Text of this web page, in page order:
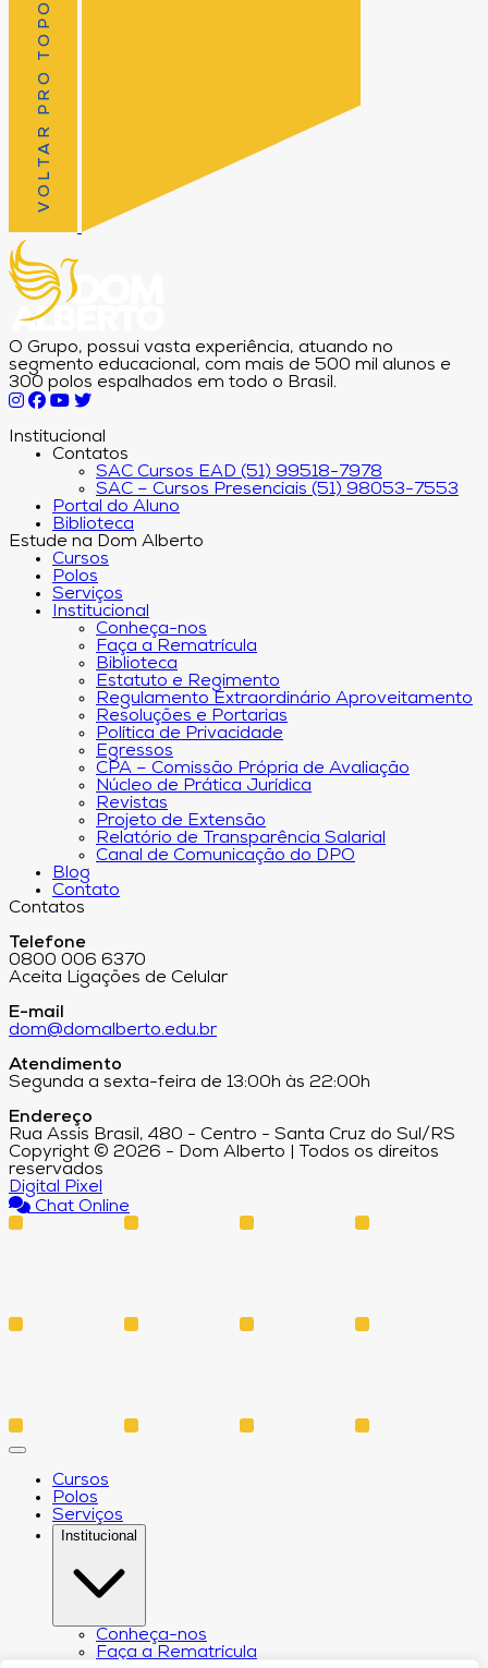
VOLTAR PRO TOPO
O Grupo, possui vasta experiência, atuando no
segmento educacional, com mais de 500 mil alunos e
300 polos espalhados em todo o Brasil.
Institucional
Contatos
SAC Cursos EAD (51) 99518-7978
SAC – Cursos Presenciais (51) 98053-7553
Portal do Aluno
Biblioteca
Estude na Dom Alberto
Cursos
Polos
Serviços
Institucional
Conheça-nos
Faça a Rematrícula
Biblioteca
Estatuto e Regimento
Regulamento Extraordinário Aproveitamento
Resoluções e Portarias
Política de Privacidade
Egressos
CPA – Comissão Própria de Avaliação
Núcleo de Prática Jurídica
Revistas
Projeto de Extensão
Relatório de Transparência Salarial
Canal de Comunicação do DPO
Blog
Contato
Contatos
Telefone
0800 006 6370
Aceita Ligações de Celular
E-mail
dom@domalberto.edu.br
Atendimento
Segunda a sexta-feira de 13:00h às 22:00h
Endereço
Rua Assis Brasil, 480 - Centro - Santa Cruz do Sul/RS
Copyright © 2026 - Dom Alberto | Todos os direitos
reservados
Digital Pixel
Chat Online
Cursos
Polos
Serviços
Institucional
Conheça-nos
Faça a Rematrícula